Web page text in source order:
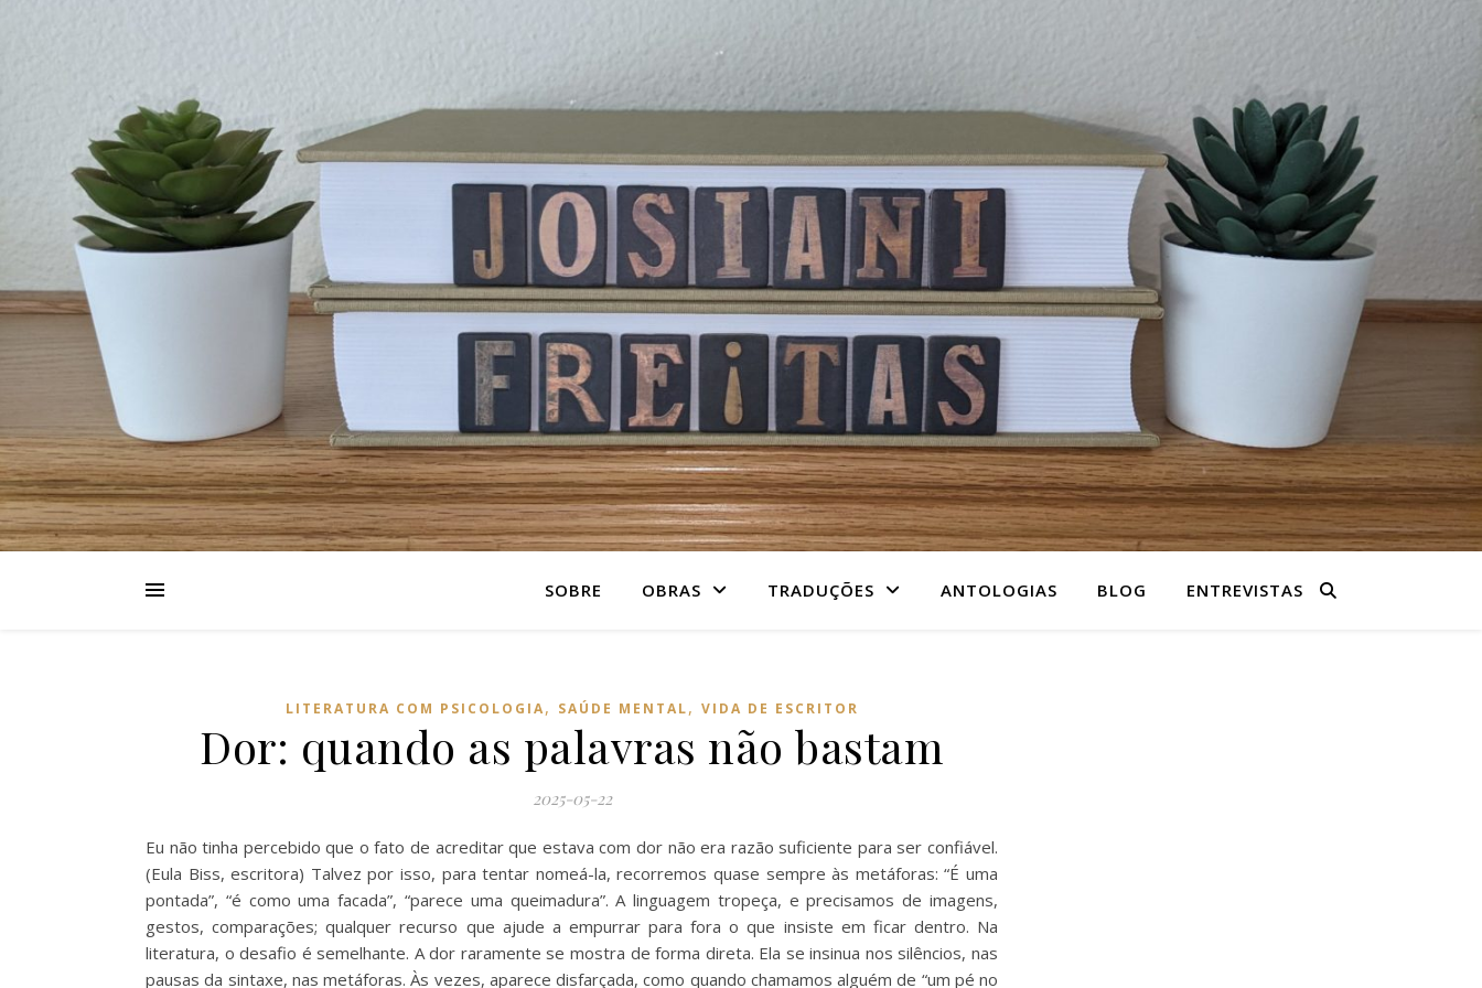
SOBRE OBRAS TRADUÇÕES ANTOLOGIAS BLOG ENTREVISTAS
LITERATURA COM PSICOLOGIA, SAÚDE MENTAL, VIDA DE ESCRITOR
Dor: quando as palavras não bastam
2025-05-22
Eu não tinha percebido que o fato de acreditar que estava com dor não era razão suficiente para ser confiável.
(Eula Biss, escritora) Talvez por isso, para tentar nomeá-la, recorremos quase sempre às metáforas: “É uma
pontada”, “é como uma facada”, “parece uma queimadura”. A linguagem tropeça, e precisamos de imagens,
gestos, comparações; qualquer recurso que ajude a empurrar para fora o que insiste em ficar dentro. Na
literatura, o desafio é semelhante. A dor raramente se mostra de forma direta. Ela se insinua nos silêncios, nas
pausas da sintaxe, nas metáforas. Às vezes, aparece disfarçada, como quando chamamos alguém de “um pé no